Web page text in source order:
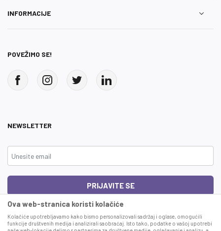
INFORMACIJE
POVEŽIMO SE!
NEWSLETTER
PRIJAVITE SE
Ova web-stranica koristi kolačiće
Kolačiće upotrebljavamo kako bismo personalizovali sadržaj i oglase, omogućili
funkcije društvenih medija i analizirali saobraćaj. Isto tako, podatke o vašoj upotrebi